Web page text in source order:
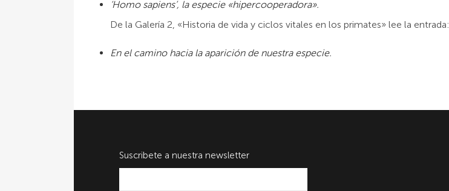
‘Homo sapiens’, la especie «hipercooperadora».
De la Galería 2, «Historia de vida y ciclos vitales en los primates» lee la entrada:
En el camino hacia la aparición de nuestra especie.
Suscribete a nuestra newsletter